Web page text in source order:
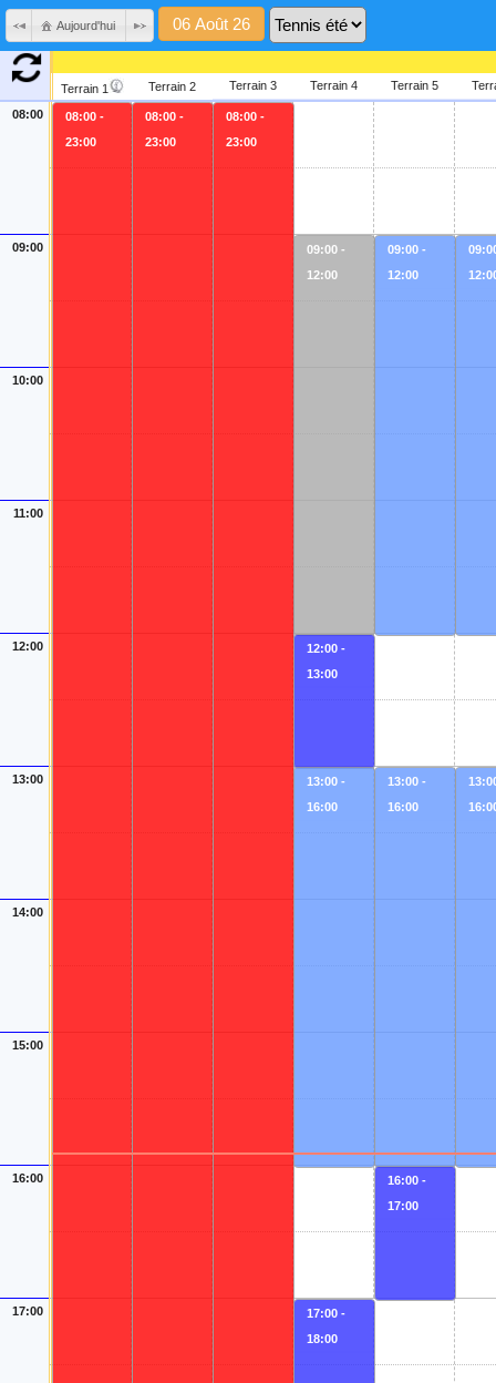
Aujourd'hui
Terrain 1 Terrain 2 Terrain 3 Terrain 4 Terrain 5
08:00
09:00
10:00
11:00
12:00
13:00
14:00
15:00
16:00
17:00
08:00 -
23:00
08:00 -
23:00
08:00 -
23:00
09:00 -
12:00
12:00 -
13:00
13:00 -
16:00
17:00 -
18:00
09:00 -
12:00
13:00 -
16:00
16:00 -
17:00